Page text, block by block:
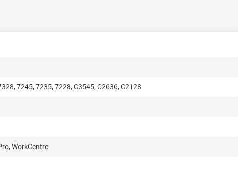
7245, 7235, 7228, C3545, C2636, C2128
WorkCentre